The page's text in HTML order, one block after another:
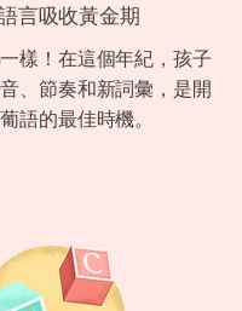
言吸收黃金期
樣！在這個年紀，孩子
、節奏和新詞彙，是開
語的最佳時機。